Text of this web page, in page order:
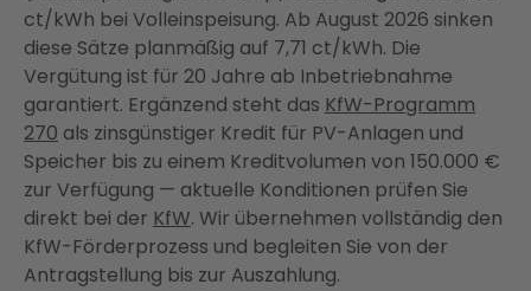
ct/kWh bei Volleinspeisung. Ab August 2026 sinken
diese Sätze planmäßig auf 7,71 ct/kWh. Die
Vergütung ist für 20 Jahre ab Inbetriebnahme
garantiert. Ergänzend steht das KfW-Programm
270 als zinsgünstiger Kredit für PV-Anlagen und
Speicher bis zu einem Kreditvolumen von 150.000 €
zur Verfügung — aktuelle Konditionen prüfen Sie
direkt bei der KfW. Wir übernehmen vollständig den
KfW-Förderprozess und begleiten Sie von der
Antragstellung bis zur Auszahlung.